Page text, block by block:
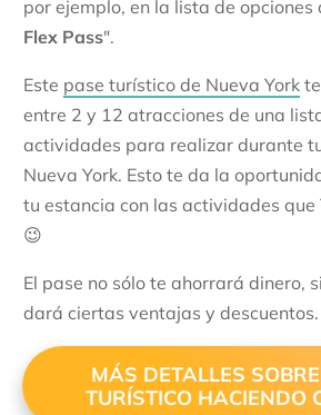
por ejemplo, en la lista de opciones
Flex Pass".
Este pase turístico de Nueva York
entre 2 y 12 atracciones de una
actividades para realizar durante
Nueva York. Esto te da la
tu estancia con las actividades que
😉
El pase no sólo te ahorrará dinero,
dará ciertas ventajas y descuentos.
MÁS DETALLES
TURÍSTICO HACIENDO